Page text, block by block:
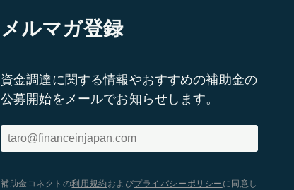
メルマガ登録
資金調達に関する情報やおすすめの補助金の
公募開始をメールでお知らせします。
補助金コネクトの利用規約 およびプライバシーポリシー に同意し